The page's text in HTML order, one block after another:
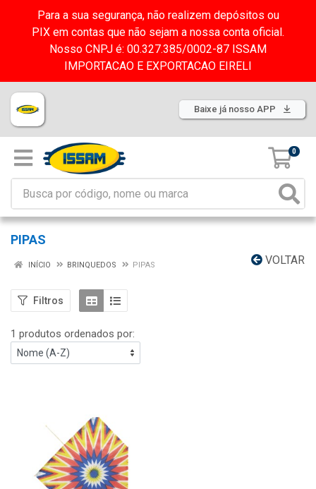
Para a sua segurança, não realizem depósitos ou
PIX em contas que não sejam a nossa conta oficial.
Nosso CNPJ é: 00.327.385/0002-87 ISSAM
IMPORTACAO E EXPORTACAO EIRELI
Baixe já nosso APP
0
PIPAS
VOLTAR
INÍCIO BRINQUEDOS PIPAS
Filtros
1 produtos ordenados por: